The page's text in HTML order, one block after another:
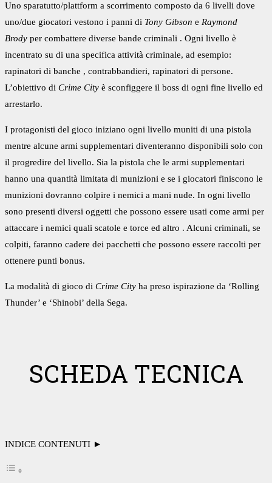
Uno sparatutto/plattform a scorrimento composto da 6 livelli dove
uno/due giocatori vestono i panni di Tony Gibson e Raymond
Brody per combattere diverse bande criminali . Ogni livello è
incentrato su di una specifica attività criminale, ad esempio:
rapinatori di banche , contrabbandieri, rapinatori di persone.
L’obiettivo di Crime City è sconfiggere il boss di ogni fine livello ed
arrestarlo.
I protagonisti del gioco iniziano ogni livello muniti di una pistola
mentre alcune armi supplementari diventeranno disponibili solo con
il progredire del livello. Sia la pistola che le armi supplementari
hanno una quantità limitata di munizioni e se i giocatori finiscono le
munizioni dovranno colpire i nemici a mani nude. In ogni livello
sono presenti diversi oggetti che possono essere usati come armi per
attaccare i nemici quali scatole e torce ed altro . Alcuni criminali, se
colpiti, faranno cadere dei pacchetti che possono essere raccolti per
ottenere punti bonus.
La modalità di gioco di Crime City ha preso ispirazione da ‘Rolling
Thunder’ e ‘Shinobi’ della Sega.
SCHEDA TECNICA
INDICE CONTENUTI ►